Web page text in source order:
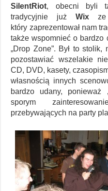
SilentRiot, obecni byli
tradycyjnie jużWix
który zaprezentował nam
także wspomnieć o bardzo
„Drop Zone”. Był to
pozostawiać wszelakie
CD, DVD, kasety,
własnością innych
bardzo udany, ponieważ
sporym
przebywających na party